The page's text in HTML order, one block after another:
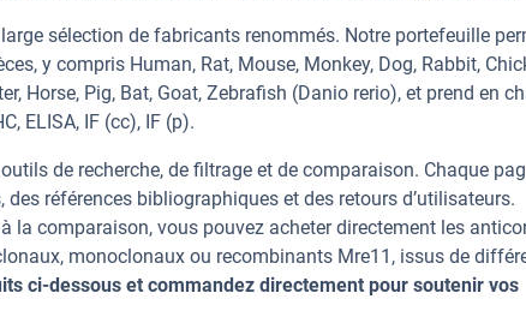
sélection de fabricants renommés. Notre portefeuille
y compris Human, Rat, Mouse, Monkey, Dog, Rabbit,
Horse, Pig, Bat, Goat, Zebrafish (Danio rerio), et prend en
ELISA, IF (cc), IF (p).
de recherche, de filtrage et de comparaison. Chaque
références bibliographiques et des retours d’utilisateurs.
la comparaison, vous pouvez acheter directement les
monoclonaux ou recombinants Mre11, issus de
ci-dessous et commandez directement pour soutenir vos